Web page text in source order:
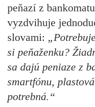
peňazí z
vyzdvihuje
slovami: „
si peňaženku?
sa dajú peniaze z
smartfónu,
potrebná.“